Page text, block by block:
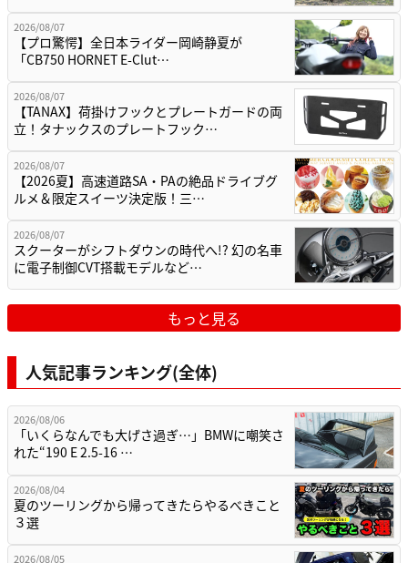
2026/08/07
【プロ驚愕】全日本ライダー岡崎静夏が
「CB750 HORNET E-Clut…
2026/08/07
【TANAX】荷掛けフックとプレートガードの両
立！タナックスのプレートフック…
2026/08/07
【2026夏】高速道路SA・PAの絶品ドライブグ
ルメ＆限定スイーツ決定版！三…
2026/08/07
スクーターがシフトダウンの時代へ!? 幻の名車
に電子制御CVT搭載モデルなど…
もっと見る
人気記事ランキング(全体)
2026/08/06
「いくらなんでも大げさ過ぎ…」BMWに嘲笑さ
れた“190 E 2.5-16 …
2026/08/04
夏のツーリングから帰ってきたらやるべきこと
３選
2026/08/05